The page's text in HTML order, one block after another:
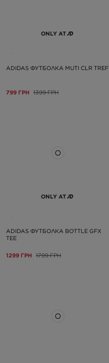
ONLY AT
ADIDAS ФУТБОЛКА MUTI CLR TREF
799 ГРН 1399 ГРН
ONLY AT
ADIDAS ФУТБОЛКА BOTTLE GFX
TEE
1299 ГРН 1799 ГРН